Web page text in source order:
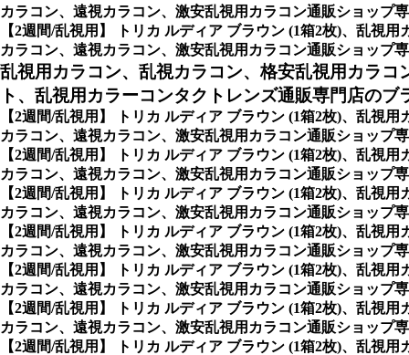
カラコン、遠視カラコン、激安乱視用カラコン通販ショップ
【2週間/乱視用】 トリカ ルディア ブラウン (1箱2枚)、乱視
カラコン、遠視カラコン、激安乱視用カラコン通販ショップ
乱視用カラコン、乱視カラコン、格安乱視用カラ
ト、乱視用カラーコンタクトレンズ通販専門店のブ
【2週間/乱視用】 トリカ ルディア ブラウン (1箱2枚)、乱視
カラコン、遠視カラコン、激安乱視用カラコン通販ショップ
【2週間/乱視用】 トリカ ルディア ブラウン (1箱2枚)、乱視
カラコン、遠視カラコン、激安乱視用カラコン通販ショップ
【2週間/乱視用】 トリカ ルディア ブラウン (1箱2枚)、乱視
カラコン、遠視カラコン、激安乱視用カラコン通販ショップ
【2週間/乱視用】 トリカ ルディア ブラウン (1箱2枚)、乱視
カラコン、遠視カラコン、激安乱視用カラコン通販ショップ
【2週間/乱視用】 トリカ ルディア ブラウン (1箱2枚)、乱視
カラコン、遠視カラコン、激安乱視用カラコン通販ショップ
【2週間/乱視用】 トリカ ルディア ブラウン (1箱2枚)、乱視
カラコン、遠視カラコン、激安乱視用カラコン通販ショップ
【2週間/乱視用】 トリカ ルディア ブラウン (1箱2枚)、乱視